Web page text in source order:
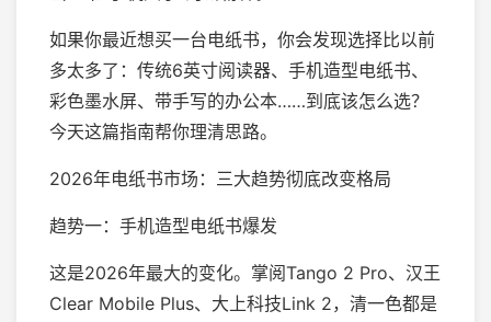
如果你最近想买一台电纸书，你会发现选择比以前
多太多了：传统6英寸阅读器、手机造型电纸书、
彩色墨水屏、带手写的办公本……到底该怎么选？
今天这篇指南帮你理清思路。
2026年电纸书市场：三大趋势彻底改变格局
趋势一：手机造型电纸书爆发
这是2026年最大的变化。掌阅Tango 2 Pro、汉王
Clear Mobile Plus、大上科技Link 2，清一色都是